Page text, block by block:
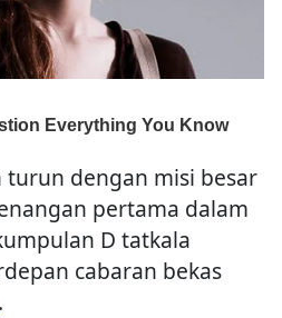
turun dengan misi besar
pertama dalam
D tatkala
cabaran bekas
.